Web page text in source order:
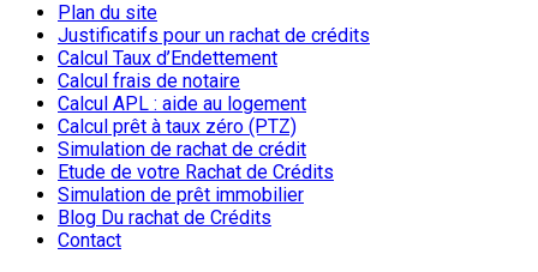
Plan du site
Justificatifs pour un rachat de crédits
Calcul Taux d’Endettement
Calcul frais de notaire
Calcul APL : aide au logement
Calcul prêt à taux zéro (PTZ)
Simulation de rachat de crédit
Etude de votre Rachat de Crédits
Simulation de prêt immobilier
Blog Du rachat de Crédits
Contact